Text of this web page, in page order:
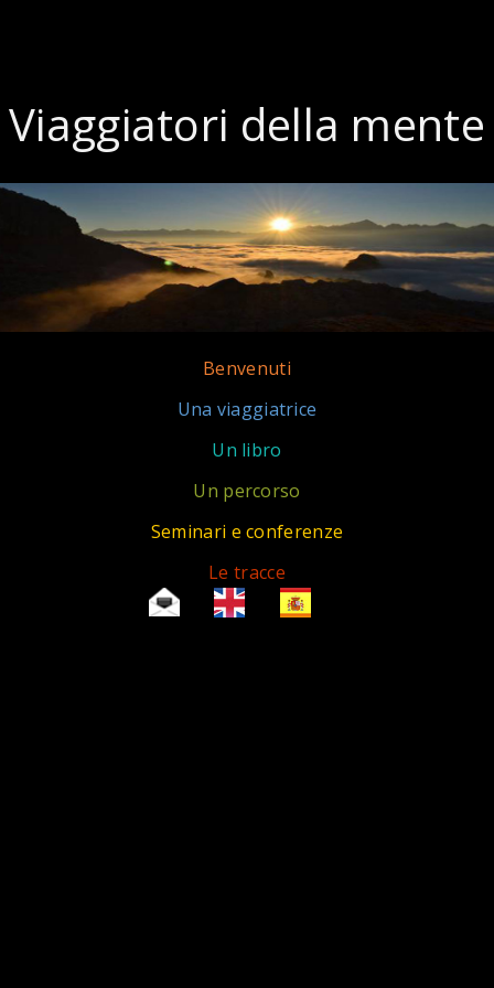
Viaggiatori della mente
Benvenuti
Una viaggiatrice
Un libro
Un percorso
Seminari e conferenze
Le tracce